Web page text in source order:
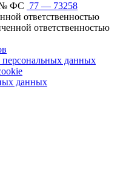
№ ФС 77 — 73258
ответственностью
ответственностью
данных
данных